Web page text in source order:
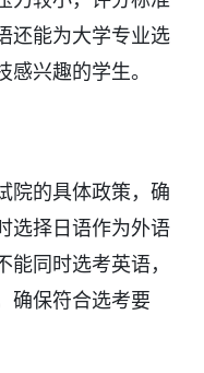
还能为大学专业选
兴趣的学生。
院的具体政策，确
选择日语作为外语
同时选考英语，
确保符合选考要